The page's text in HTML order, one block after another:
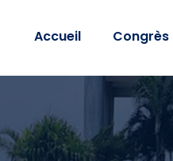
Accueil Congrès